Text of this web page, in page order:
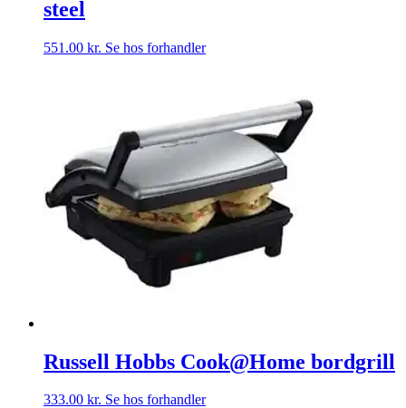
steel
551.00 kr. Se hos forhandler
Russell Hobbs Cook@Home bordgrill
333.00 kr. Se hos forhandler